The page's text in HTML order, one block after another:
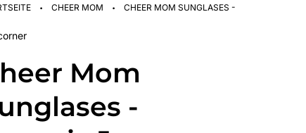
· CHEER MOM · CHEER MOM SUNGLASES - ORGANIC
Mom
-